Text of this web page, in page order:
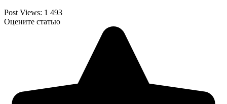
Post Views: 1 493
Оцените статью